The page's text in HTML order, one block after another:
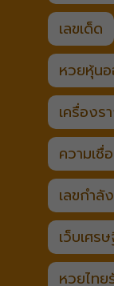
เลขเด็ด
หวยหุ้น
เครื่องร
ความเชื่
เลขกำลั
เว็บเศร
หวยไทย